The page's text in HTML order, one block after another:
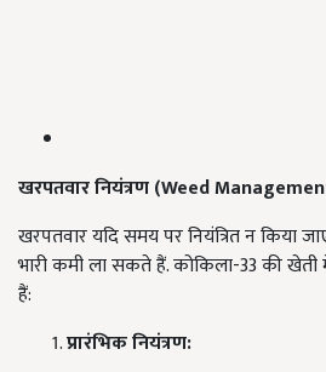
खरपतवार नियंत्रण (Weed
खरपतवार यदि समय पर नियंत्रित न किया
भारी कमी ला सकते हैं. कोकिला-33 की खेती
हैं:
प्रारंभिक नियंत्रण: